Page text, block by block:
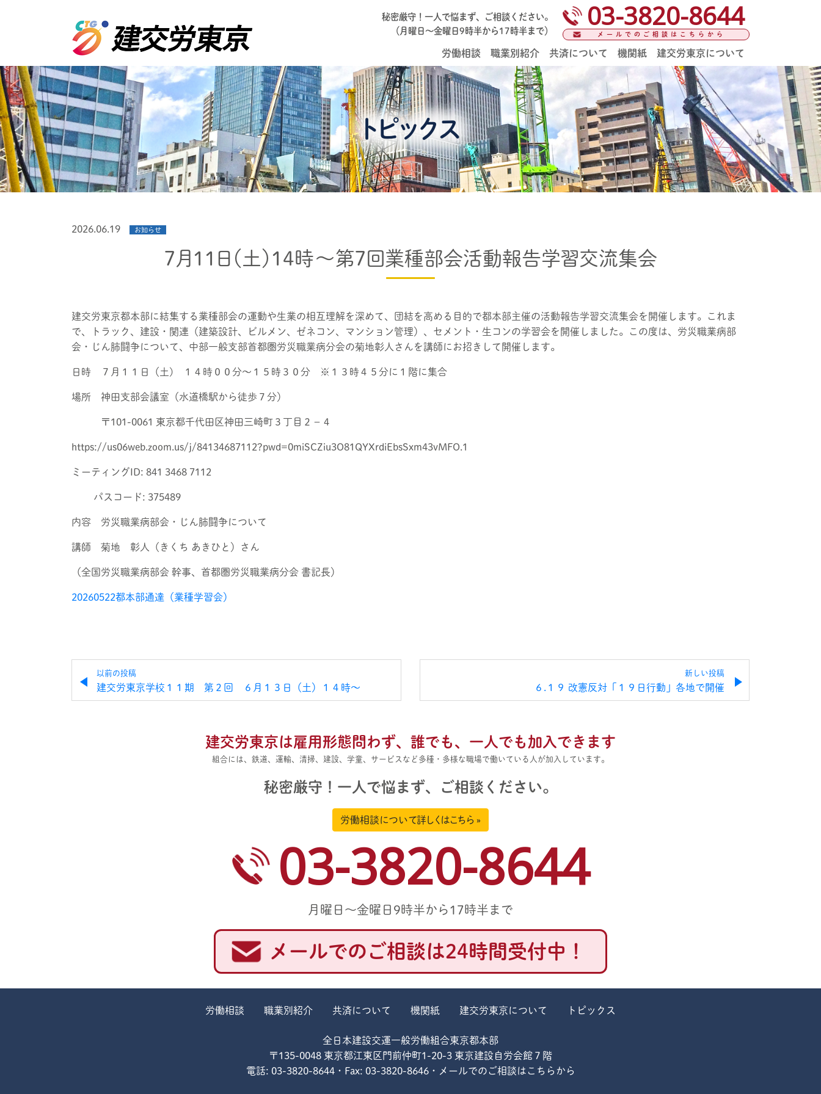
秘密厳守！一人で悩まず、ご相談ください。
（月曜日～金曜日9時半から17時半まで）
03-3820-8644
メールでのご相談はこちらから
労働相談 職業別紹介 共済について 機関紙 建交労東京について
トピックス
2026.06.19 お知らせ
７月１１日（土）１４時～第７回業種部会活動報告学習交流集会
建交労東京都本部に結集する業種部会の運動や生業の相互理解を深めて、団結を高める目的で都本部主催の活動報告学習交流集会を開催します。これま
で、トラック、建設・関連（建築設計、ビルメン、ゼネコン、マンション管理）、セメント・生コンの学習会を開催しました。この度は、労災職業病部
会・じん肺闘争について、中部一般支部首都圏労災職業病分会の菊地彰人さんを講師にお招きして開催します。
日時 ７月１１日（土) １４時００分～１５時３０分 ※１３時４５分に１階に集合
場所 神田支部会議室（水道橋駅から徒歩７分）
〒101-0061 東京都千代田区神田三崎町３丁目２−４
https://us06web.zoom.us/j/84134687112?pwd=0miSCZiu3O81QYXrdiEbsSxm43vMFO.1
ミーティングID: 841 3468 7112
パスコード: 375489
内容 労災職業病部会・じん肺闘争について
講師 菊地 彰人（きくち あきひと）さん
（全国労災職業病部会 幹事、首都圏労災職業病分会 書記長）
20260522都本部通達（業種学習会）
以前の投稿
建交労東京学校１１期 第２回 ６月１３日（土）１４時～
新しい投稿
６.１９ 改憲反対「１９日行動」各地で開催
建交労東京は雇用形態問わず、 誰でも、一人でも加入できます
組合には、鉄道、運輸、清掃、建設、学童、サービスなど多種・多様な職場で働いている人が加入しています。
秘密厳守！一人で悩まず、 ご相談ください。
労働相談について詳しくはこちら »
03-3820-8644
月曜日～金曜日9時半から17時半まで
メールでのご相談は24時間受付中！
労働相談 職業別紹介 共済について 機関紙 建交労東京について トピックス
全日本建設交運一般労働組合東京都本部
〒135-0048 東京都江東区門前仲町1-20-3 東京建設自労会館７階
電話: 03-3820-8644・Fax: 03-3820-8646・ メールでのご相談はこちらから